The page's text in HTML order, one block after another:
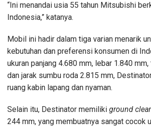
“Ini menandai usia 55 tahun Mitsubishi
Indonesia,” katanya.
Mobil ini hadir dalam tiga varian menarik
kebutuhan dan preferensi konsumen di
ukuran panjang 4.680 mm, lebar 1.840
dan jarak sumbu roda 2.815 mm,
ruang kabin lapang dan nyaman.
Selain itu, Destinator memiliki ground
244 mm, yang membuatnya sangat cocok